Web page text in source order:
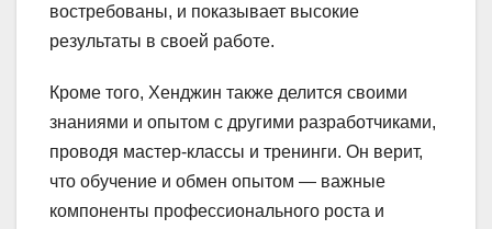
востребованы, и показывает высокие
результаты в своей работе.
Кроме того, Хенджин также делится своими
знаниями и опытом с другими разработчиками,
проводя мастер-классы и тренинги. Он верит,
что обучение и обмен опытом — важные
компоненты профессионального роста и